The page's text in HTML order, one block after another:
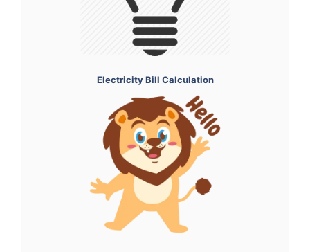
Electricity Bill Calculation